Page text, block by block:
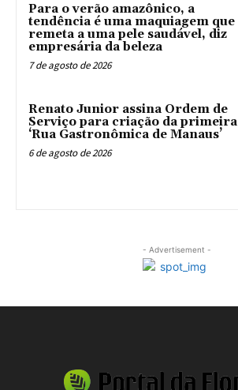
Para o verão amazônico, a
tendência é uma maquiagem que
remeta a uma pele saudável, diz
empresária da beleza
7 de agosto de 2026
Renato Junior assina Ordem de
Serviço para criação da primeira
‘Rua Gastronômica de Manaus’
6 de agosto de 2026
- Advertisement -